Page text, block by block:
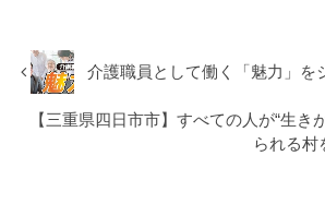
介護職員として働く「魅力」を
【三重県四日市市】すべての人が“生き
られる村